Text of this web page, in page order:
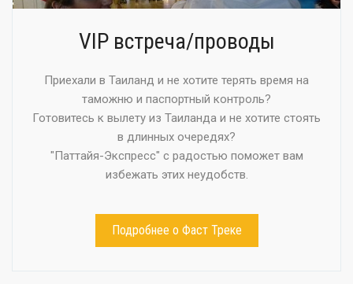
VIP встреча/проводы
Приехали в Таиланд и не хотите терять время на
таможню и паспортный контроль?
Готовитесь к вылету из Таиланда и не хотите стоять
в длинных очередях?
"Паттайя-Экспресс" с радостью поможет вам
избежать этих неудобств.
Подробнее о Фаст Треке